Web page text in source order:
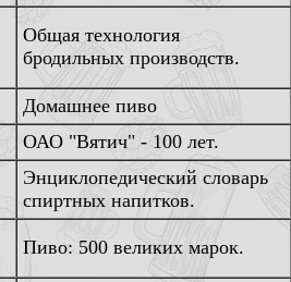
Общая технология
бродильных производств.
Домашнее пиво
ОАО "Вятич" - 100 лет.
Энциклопедический словарь
спиртных напитков.
Пиво: 500 великих марок.